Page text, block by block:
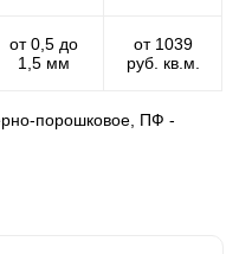
от 0,5 до
1,5 мм
от 1039
руб. кв.м.
порошковое, ПФ -